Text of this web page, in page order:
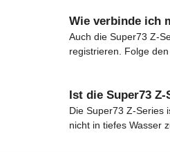
Wie verbinde ich
Auch die Super73 Z-
registrieren. Folge
Ist die Super73
Die Super73 Z-Series
nicht in tiefes Wasser